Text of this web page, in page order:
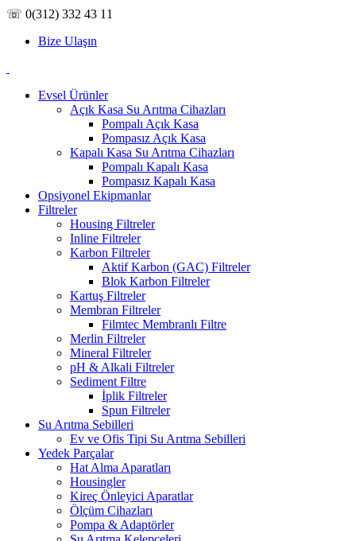
☏ 0(312) 332 43 11
Bize Ulaşın
Evsel Ürünler
Açık Kasa Su Arıtma Cihazları
Pompalı Açık Kasa
Pompasız Açık Kasa
Kapalı Kasa Su Arıtma Cihazları
Pompalı Kapalı Kasa
Pompasız Kapalı Kasa
Opsiyonel Ekipmanlar
Filtreler
Housing Filtreler
Inline Filtreler
Karbon Filtreler
Aktif Karbon (GAC) Filtreler
Blok Karbon Filtreler
Kartuş Filtreler
Membran Filtreler
Filmtec Membranlı Filtre
Merlin Filtreler
Mineral Filtreler
pH & Alkali Filtreler
Sediment Filtre
İplik Filtreler
Spun Filtreler
Su Arıtma Sebilleri
Ev ve Ofis Tipi Su Arıtma Sebilleri
Yedek Parçalar
Hat Alma Aparatları
Housingler
Kireç Önleyici Aparatlar
Ölçüm Cihazları
Pompa & Adaptörler